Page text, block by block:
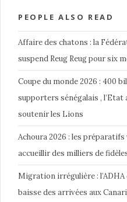
PEOPLE ALSO READ
Affaire des chatons : la
suspend Reug Reug pour six
Coupe du monde 2026 : 400
supporters sénégalais ,
soutenir les Lions
Achoura 2026 : les
accueillir des milliers de
Migration irrégulière :
baisse des arrivées aux